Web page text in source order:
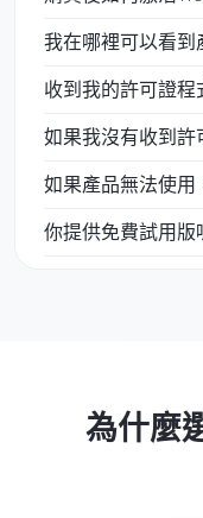
我在哪裡可以看到
收到我的許可證程
如果我沒有收到許
如果產品無法使用
你提供免費試用版
為什麼